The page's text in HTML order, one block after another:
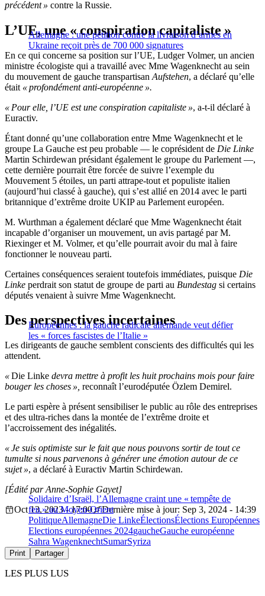
précédent » contre la Russie.
Allemagne : une pétition contre la livraison d’armes en
Ukraine reçoit près de 700 000 signatures
L’UE, une « conspiration capitaliste »
En ce qui concerne sa position sur l’UE, Ludger Volmer, un ancien
ministre écologiste qui a travaillé avec Mme Wagenknecht au sein
du mouvement de gauche transpartisan Aufstehen, a déclaré qu’elle
était « profondément anti-européenne ».
« Pour elle, l’UE est une conspiration capitaliste », a-t-il déclaré à
Euractiv.
Étant donné qu’une collaboration entre Mme Wagenknecht et le
groupe La Gauche est peu probable — le coprésident de Die Linke
Martin Schirdewan présidant également le groupe du Parlement —,
cette dernière pourrait être forcée de suivre l’exemple du
Mouvement 5 étoiles, un parti attrape-tout et populiste italien
(aujourd’hui classé à gauche), qui s’est allié en 2014 avec le parti
britannique d’extrême droite UKIP au Parlement européen.
M. Wurthman a également déclaré que Mme Wagenknecht était
incapable d’organiser un mouvement, un avis partagé par M.
Riexinger et M. Volmer, et qu’elle pourrait avoir du mal à faire
fonctionner le nouveau parti.
Certaines conséquences seraient toutefois immédiates, puisque Die
Linke perdrait son statut de groupe de parti au Bundestag si certains
députés venaient à suivre Mme Wagenknecht.
Européennes : la gauche radicale allemande veut défier
les « forces fascistes de l’Italie »
Des perspectives incertaines
Les dirigeants de gauche semblent conscients des difficultés qui les
attendent.
«Die Linke devra mettre à profit les huit prochains mois pour faire
bouger les choses », reconnaît l’eurodéputée Özlem Demirel.
Le parti espère à présent sensibiliser le public au rôle des entreprises
et des ultra-riches dans la montée de l’extrême droite et
l’accroissement des inégalités.
« Je suis optimiste sur le fait que nous pouvons sortir de tout ce
tumulte si nous parvenons à générer une émotion autour de ce
sujet », a déclaré à Euractiv Martin Schirdewan.
Solidaire d’Israël, l’Allemagne craint une « tempête de
feu » au Moyen-Orient
[Édité par Anne-Sophie Gayet]
Oct 13, 2023 - 17:00
Dernière mise à jour: Sep 3, 2024 - 14:39
PolitiqueAllemagneDie LinkeÉlectionsÉlections Européennes
Elections européennes 2024gaucheGauche européenne
Sahra WagenknechtSumarSyriza
Print Partager
LES PLUS LUS